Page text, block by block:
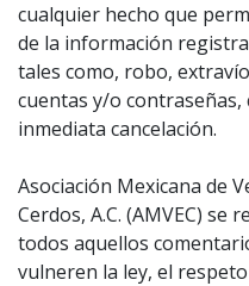
cualquier hecho que
de la información
tales como, robo,
cuentas y/o contraseñas,
inmediata cancelación.
Asociación Mexicana de
Cerdos, A.C. (AMVEC)
todos aquellos
vulneren la ley, el